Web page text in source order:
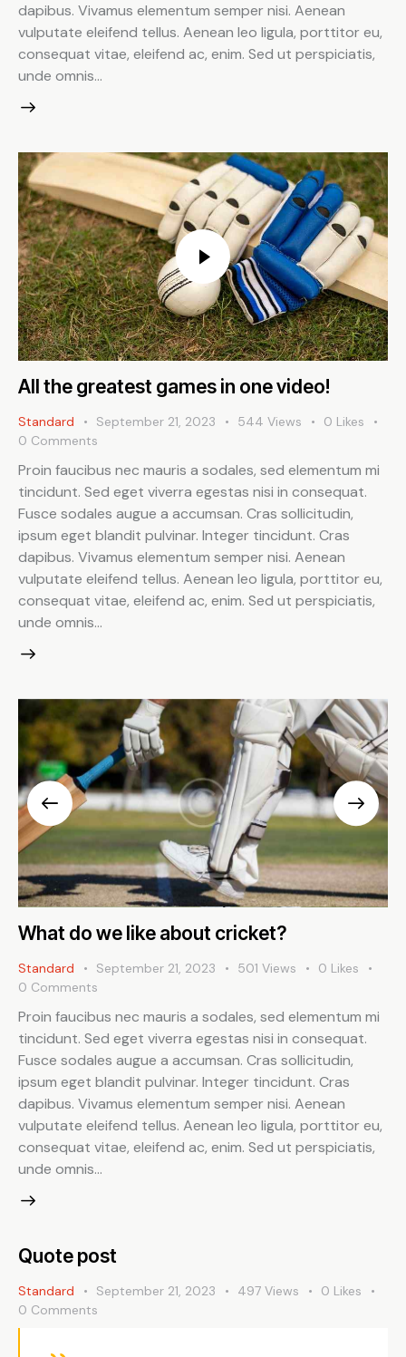
dapibus. Vivamus elementum semper nisi. Aenean
vulputate eleifend tellus. Aenean leo ligula, porttitor eu,
consequat vitae, eleifend ac, enim. Sed ut perspiciatis,
unde omnis…
All the greatest games in one video!
Standard September 21, 2023 544 Views 0 Likes
0 Comments
Proin faucibus nec mauris a sodales, sed elementum mi
tincidunt. Sed eget viverra egestas nisi in consequat.
Fusce sodales augue a accumsan. Cras sollicitudin,
ipsum eget blandit pulvinar. Integer tincidunt. Cras
dapibus. Vivamus elementum semper nisi. Aenean
vulputate eleifend tellus. Aenean leo ligula, porttitor eu,
consequat vitae, eleifend ac, enim. Sed ut perspiciatis,
unde omnis…
What do we like about cricket?
Standard September 21, 2023 501 Views 0 Likes
0 Comments
Proin faucibus nec mauris a sodales, sed elementum mi
tincidunt. Sed eget viverra egestas nisi in consequat.
Fusce sodales augue a accumsan. Cras sollicitudin,
ipsum eget blandit pulvinar. Integer tincidunt. Cras
dapibus. Vivamus elementum semper nisi. Aenean
vulputate eleifend tellus. Aenean leo ligula, porttitor eu,
consequat vitae, eleifend ac, enim. Sed ut perspiciatis,
unde omnis…
Quote post
Standard September 21, 2023 497 Views 0 Likes
0 Comments